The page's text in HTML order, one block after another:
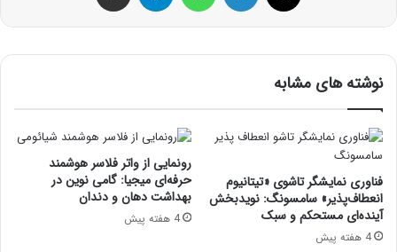
نوشته های مشابه
فناوری نمایشگر تاشوی «تیتانیوم
انعطاف‌پذیر» سامسونگ: نویدبخش
آینده‌ای مستحکم و سبک
4 هفته پیش
رونمایی از واتر فلاسر هوشمند
حرفه‌ای میجیا: گامی نوین در
بهداشت دهان و دندان
4 هفته پیش